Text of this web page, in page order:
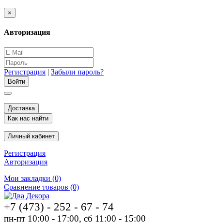
×
Авторизация
Регистрация | Забыли пароль?
Доставка
Как нас найти
Личный кабинет
Регистрация
Авторизация
Мои закладки (0)
Сравнение товаров (0)
+7 (473) - 252 - 67 - 74
пн-пт 10:00 - 17:00, сб 11:00 - 15:00